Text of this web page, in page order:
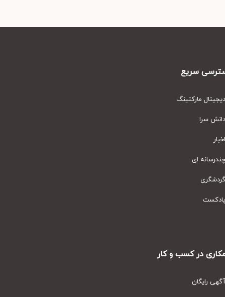
سریع
مارکتینگ
سرا
ای
در کسب و کار
رایگان